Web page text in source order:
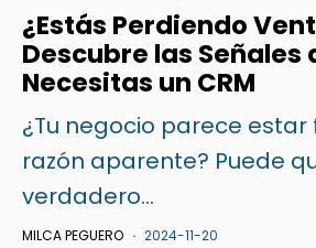
¿Estás Perdiendo
Descubre las Señales
Necesitas un CRM
¿Tu negocio parece estar
razón aparente? Puede
verdadero...
MILCA PEGUERO 2024-11-20